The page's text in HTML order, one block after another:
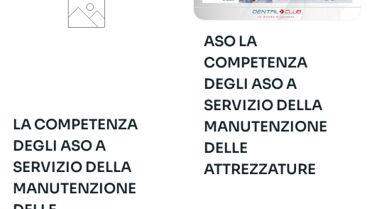
LA COMPETENZA
DEGLI ASO A
SERVIZIO DELLA
MANUTENZIONE
ASO LA
COMPETENZA
DEGLI ASO A
SERVIZIO DELLA
MANUTENZIONE
DELLE
ATTREZZATURE